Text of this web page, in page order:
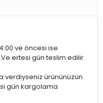
ve öncesi ise
ertesi gün teslim edilir.
verdiyseniz ürününüzün
gün kargolama